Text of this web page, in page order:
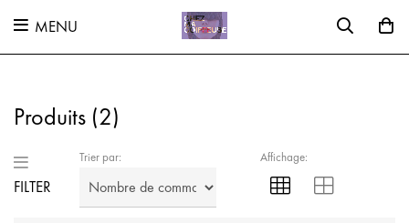
MENU
Produits (2)
FILTER
Trier par: Affichage: